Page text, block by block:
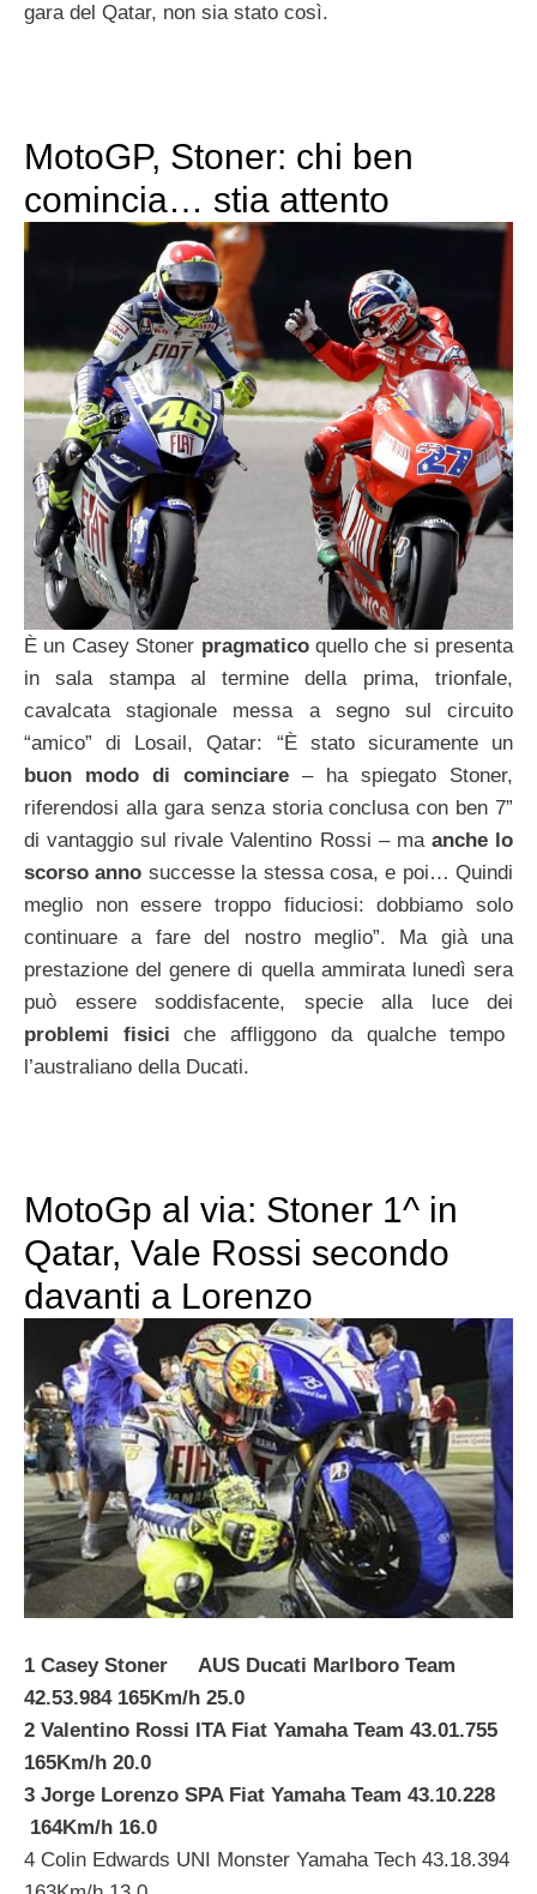
gara del Qatar, non sia stato così.
MotoGP, Stoner: chi ben
comincia… stia attento
È un Casey Stoner pragmatico quello che si presenta
in sala stampa al termine della prima, trionfale,
cavalcata stagionale messa a segno sul circuito
“amico” di Losail, Qatar: “È stato sicuramente un
buon modo di cominciare – ha spiegato Stoner,
riferendosi alla gara senza storia conclusa con ben 7”
di vantaggio sul rivale Valentino Rossi – ma anche lo
scorso anno successe la stessa cosa, e poi… Quindi
meglio non essere troppo fiduciosi: dobbiamo solo
continuare a fare del nostro meglio”. Ma già una
prestazione del genere di quella ammirata lunedì sera
può essere soddisfacente, specie alla luce dei
problemi fisiciche affliggono da qualche tempo
l’australiano della Ducati.
MotoGp al via: Stoner 1^ in
Qatar, Vale Rossi secondo
davanti a Lorenzo
1 Casey Stoner AUS Ducati Marlboro Team
42.53.984 165Km/h 25.0
2 Valentino Rossi ITA Fiat Yamaha Team 43.01.755
165Km/h 20.0
3 Jorge Lorenzo SPA Fiat Yamaha Team 43.10.228
164Km/h 16.0
4 Colin Edwards UNI Monster Yamaha Tech 43.18.394